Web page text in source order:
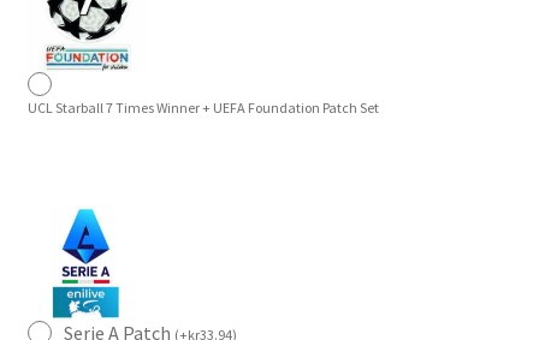
UCL Starball 7 Times Winner + UEFA Foundation Patch Set
Serie A Patch (+kr33.94)